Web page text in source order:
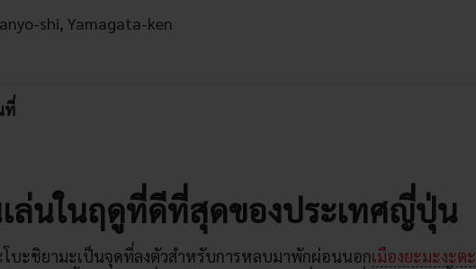
shi, Yamagata-ken
ที่
เล่นในฤดูที่ดีที่สุดของประเทศญี่ปุ่น
โบะชิยามะเป็นจุดที่ลงตัวสำหรับการหลบมาพักผ่อนนอกเมืองยะมะงะตะ